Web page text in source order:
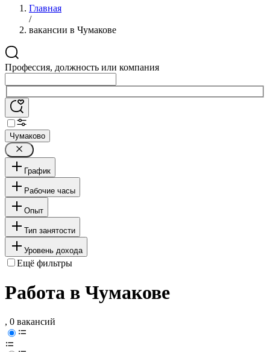
Главная
/
вакансии в Чумакове
Профессия, должность или компания
Чумаково
График
Рабочие часы
Опыт
Тип занятости
Уровень дохода
Ещё фильтры
Работа в Чумакове
, 0 вакансий